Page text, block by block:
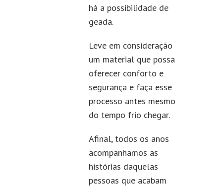
há a possibilidade de
geada.
Leve em consideração
um material que possa
oferecer conforto e
segurança e faça esse
processo antes mesmo
do tempo frio chegar.
Afinal, todos os anos
acompanhamos as
histórias daquelas
pessoas que acabam